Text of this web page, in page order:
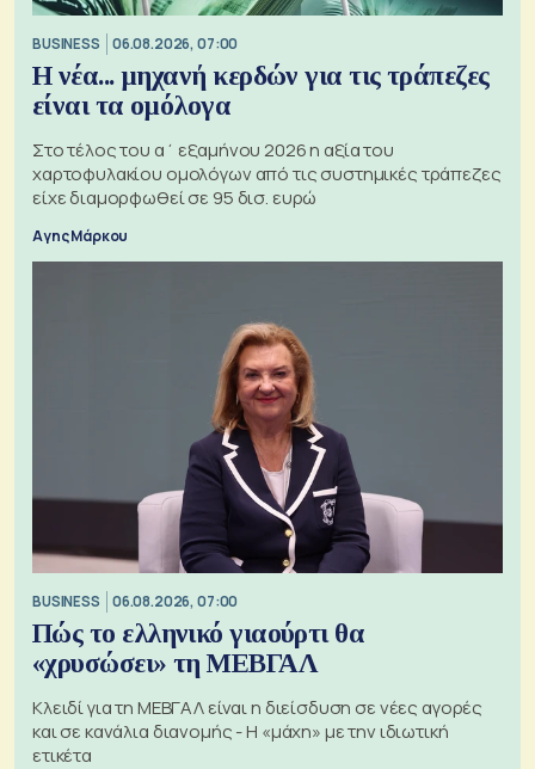
BUSINESS 06.08.2026, 07:00
Η νέα... μηχανή κερδών για τις τράπεζες
είναι τα ομόλογα
Στο τέλος του α΄ εξαμήνου 2026 η αξία του
χαρτοφυλακίου ομολόγων από τις συστημικές τράπεζες
είχε διαμορφωθεί σε 95 δισ. ευρώ
Αγης Μάρκου
BUSINESS 06.08.2026, 07:00
Πώς το ελληνικό γιαούρτι θα
«χρυσώσει» τη ΜΕΒΓΑΛ
Κλειδί για τη ΜΕΒΓΑΛ είναι η διείσδυση σε νέες αγορές
και σε κανάλια διανομής - Η «μάχη» με την ιδιωτική
ετικέτα